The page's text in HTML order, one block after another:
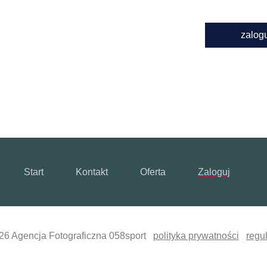
Start Kontakt Oferta Zaloguj
Agencja Fotograficzna 058sport polityka prywatności